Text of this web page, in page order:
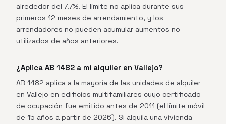
alrededor del 7.7%. El límite no aplica durante sus
primeros 12 meses de arrendamiento, y los
arrendadores no pueden acumular aumentos no
utilizados de años anteriores.
¿Aplica AB 1482 a mi alquiler en Vallejo?
AB 1482 aplica a la mayoría de las unidades de alquiler
en Vallejo en edificios multifamiliares cuyo certificado
de ocupación fue emitido antes de 2011 (el límite móvil
de 15 años a partir de 2026). Si alquila una vivienda